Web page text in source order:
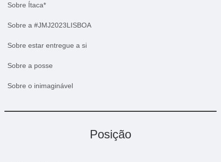
Sobre Ítaca*
Sobre a #JMJ2023LISBOA
Sobre estar entregue a si
Sobre a posse
Sobre o inimaginável
Posição